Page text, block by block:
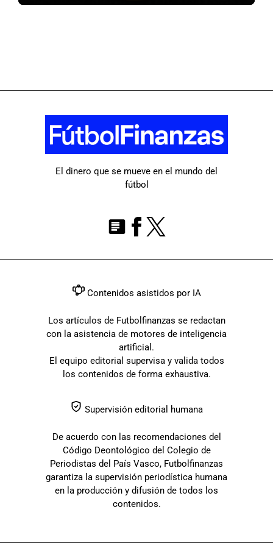
El dinero que se mueve en el mundo del
fútbol
Contenidos asistidos por IA
Los artículos de Futbolfinanzas se redactan
con la asistencia de motores de inteligencia
artificial.
El equipo editorial supervisa y valida todos
los contenidos de forma exhaustiva.
Supervisión editorial humana
De acuerdo con las recomendaciones del
Código Deontológico del Colegio de
Periodistas del País Vasco, Futbolfinanzas
garantiza la supervisión periodística humana
en la producción y difusión de todos los
contenidos.